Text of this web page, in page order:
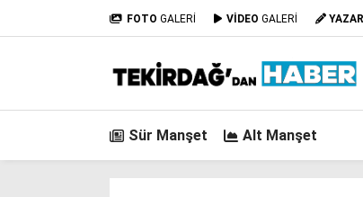
FOTO GALERİ VİDEO GALERİ
Sür Manşet Alt Manşet